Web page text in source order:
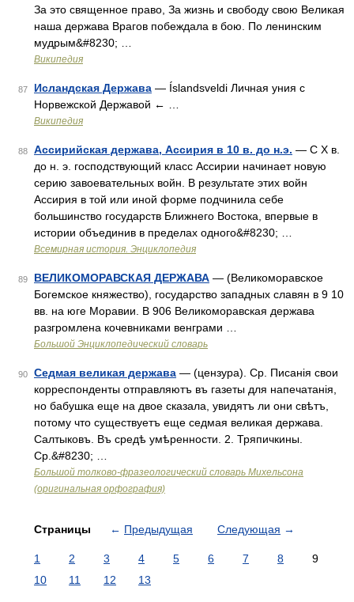
За это священное право, За жизнь и свободу свою Великая
наша держава Врагов побеждала в бою. По ленинским
мудрым&#8230; …
Википедия
87 Исландская Держава — Íslandsveldi Личная уния с
Норвежской Державой ← …
Википедия
88 Ассирийская держава, Ассирия в 10 в. до н.э. — С Х в.
до н. э. господствующий класс Ассирии начинает новую
серию завоевательных войн. В результате этих войн
Ассирия в той или иной форме подчинила себе
большинство государств Ближнего Востока, впервые в
истории объединив в пределах одного&#8230; …
Всемирная история. Энциклопедия
89 ВЕЛИКОМОРАВСКАЯ ДЕРЖАВА — (Великоморавское
Богемское княжество), государство западных славян в 9 10
вв. на юге Моравии. В 906 Великоморавская держава
разгромлена кочевниками венграми …
Большой Энциклопедический словарь
90 Седмая великая держава — (цензура). Ср. Писанія свои
корреспонденты отправляютъ въ газеты для напечатанія,
но бабушка еще на двое сказала, увидятъ ли они свѣтъ,
потому что существуетъ еще седмая великая держава.
Салтыковъ. Въ средѣ умѣренности. 2. Тряпичкины.
Ср.&#8230; …
Большой толково-фразеологический словарь Михельсона
(оригинальная орфография)
Страницы ← Предыдущая Следующая →
1 2 3 4 5 6 7 8
9
10
11 12 13